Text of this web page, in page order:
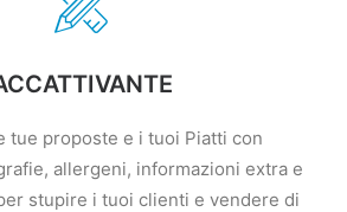
tue proposte e i tuoi Piatti con
allergeni, informazioni extra e
stupire i tuoi clienti e vendere di